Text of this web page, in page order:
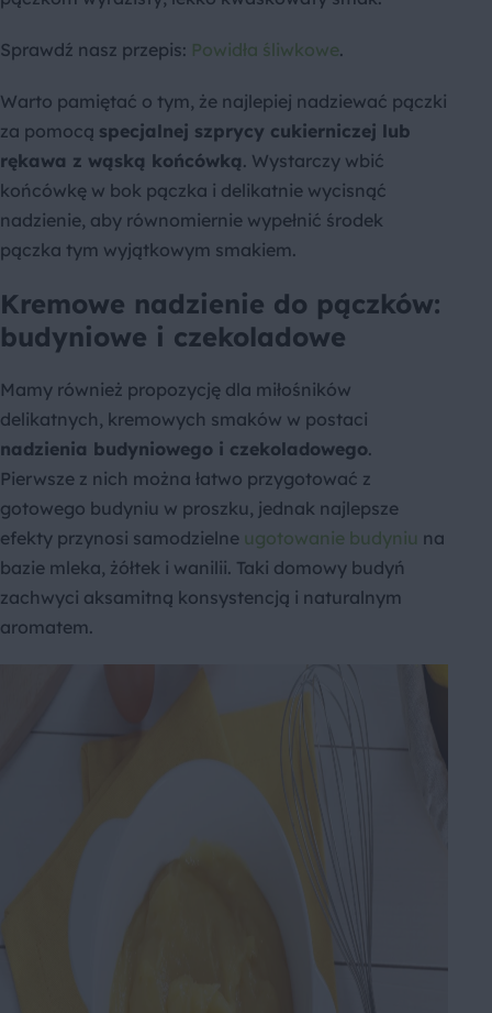
Sprawdź nasz przepis: Powidła śliwkowe.
Warto pamiętać o tym, że najlepiej nadziewać pączki
za pomocą specjalnej szprycy cukierniczej lub
rękawa z wąską końcówką. Wystarczy wbić
końcówkę w bok pączka i delikatnie wycisnąć
nadzienie, aby równomiernie wypełnić środek
pączka tym wyjątkowym smakiem.
Kremowe nadzienie do pączków:
budyniowe i czekoladowe
Mamy również propozycję dla miłośników
delikatnych, kremowych smaków w postaci
nadzienia budyniowego i czekoladowego.
Pierwsze z nich można łatwo przygotować z
gotowego budyniu w proszku, jednak najlepsze
efekty przynosi samodzielne ugotowanie budyniu na
bazie mleka, żółtek i wanilii. Taki domowy budyń
zachwyci aksamitną konsystencją i naturalnym
aromatem.